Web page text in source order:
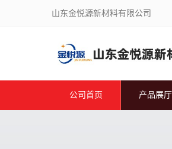
山东金悦源新材料有限公司
公司首页 产品展厅